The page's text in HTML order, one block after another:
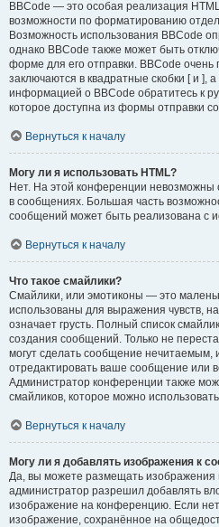
BBCode — это особая реализация
возможности по форматированию
Возможность использования BBCode
однако BBCode также может быть
форме для его отправки. BBCode очень
заключаются в квадратные скобки [ и ],
информацией о BBCode обратитесь к
которое доступна из формы отправки
Вернуться к началу
Могу ли я использовать HTML?
Нет. На этой конференции невозможны
в сообщениях. Большая часть
сообщений может быть реализована с
Вернуться к началу
Что такое смайлики?
Смайлики, или эмотиконы — это
использованы для выражения чувств,
означает грусть. Полный список
создания сообщений. Только не
могут сделать сообщение нечитаемым,
отредактировать ваше сообщение или
Администратор конференции также
смайликов, которое можно
Вернуться к началу
Могу ли я добавлять изображения к
Да, вы можете размещать изображения
администратор разрешил добавлять
изображение на конференцию. Если
изображение, сохранённое на